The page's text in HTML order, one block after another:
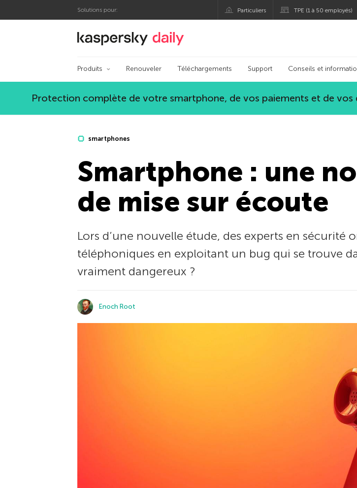
Solutions pour: Particuliers TPE (1 à 50 employés)
Blog officiel de Kaspersky
Produits Renouveler Téléchargements Support Conseils et
Protection complète de votre smartphone, de vos paiements et de vos
smartphones
Smartphone : une
de mise sur écoute
Lors d’une nouvelle étude, des experts en sécurité
téléphoniques en exploitant un bug qui se trouve
vraiment dangereux ?
Enoch Root